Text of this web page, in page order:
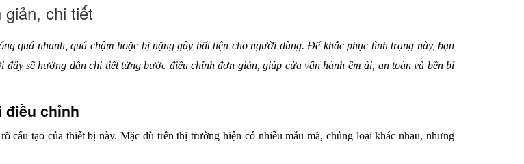
chi tiết
quá nhanh, quá chậm hoặc bị nặng gây bất tiện cho người dùng. Để khắc phục tình trạng này, bạn
đây sẽ hướng dẫn chi tiết từng bước điều chỉnh đơn giản, giúp cửa vận hành êm ái, an toàn và bền bỉ
điều chỉnh
cấu tạo của thiết bị này. Mặc dù trên thị trường hiện có nhiều mẫu mã, chủng loại khác nhau, nhưng